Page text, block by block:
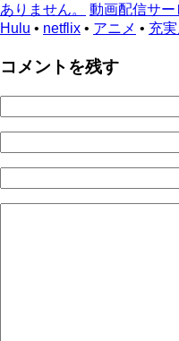
ありません。
動画配信サー
Hulu • netflix • アニメ • 充
コメントを残す